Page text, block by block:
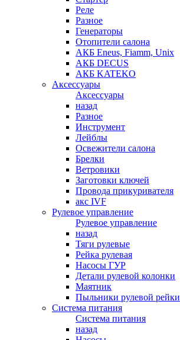
Реле
Разное
Генераторы
Отопители салона
АКБ Eneus, Fiamm, Unix
АКБ DECUS
АКБ KATEKO
Аксессуары
Аксессуары
назад
Разное
Инструмент
Лейблы
Освежители салона
Брелки
Ветровики
Заготовки ключей
Провода прикуривателя
акс IVF
Рулевое управление
Рулевое управление
назад
Тяги рулевые
Рейка рулевая
Насосы ГУР
Детали рулевой колонки
Маятник
Пыльники рулевой рейки
Система питания
Система питания
назад